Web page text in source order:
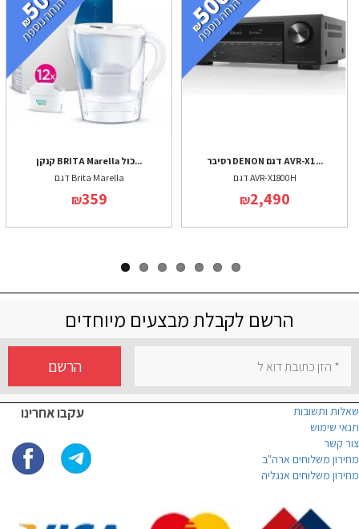
קנקן BRITA Marella כול...
דגם Brita Marella
₪359
רסיבר DENON דגם AVR-X1...
דגם AVR-X1800H
₪2,490
הרשם לקבלת מבצעים מיוחדים
הרשם
עקבו אחרינו
שאלות ותשובות
תנאי שימוש
צור קשר
מחירון משלוחים ארה"ב
מחירון משלוחים אנגליה